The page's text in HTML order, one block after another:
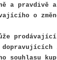
a pravdivě
o
souhlasu